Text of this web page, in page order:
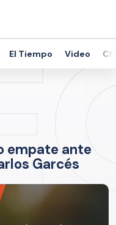
El Tiempo Video
empate ante
Garcés